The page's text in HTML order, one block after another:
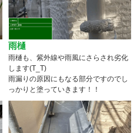
雨樋
雨樋も、紫外線や雨風にさらされ劣化
します(T_T)
雨漏りの原因にもなる部分ですのでし
っかりと塗っていきます！！